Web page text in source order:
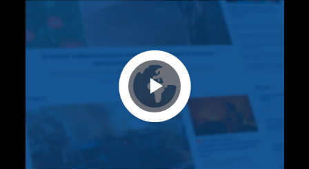
Play Video